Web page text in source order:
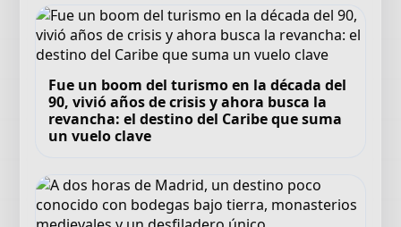
Fue un boom del turismo en la década del
90, vivió años de crisis y ahora busca la
revancha: el destino del Caribe que suma
un vuelo clave